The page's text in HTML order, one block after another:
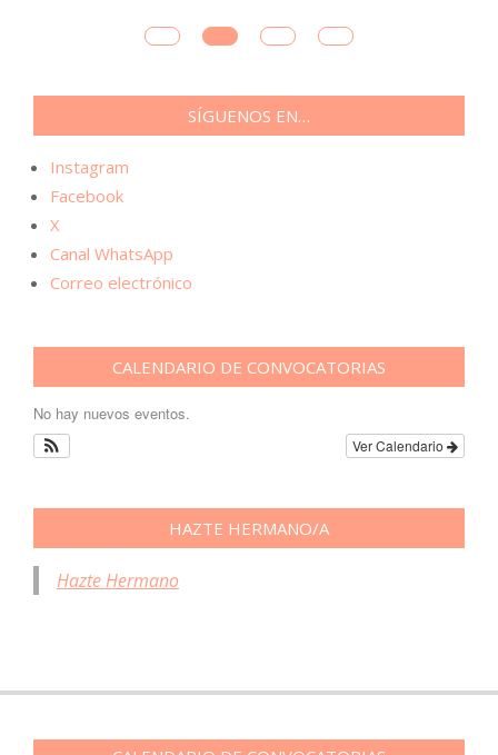
SÍGUENOS EN…
Instagram
Facebook
X
Canal WhatsApp
Correo electrónico
CALENDARIO DE CONVOCATORIAS
No hay nuevos eventos.
Ver Calendario
HAZTE HERMANO/A
Hazte Hermano